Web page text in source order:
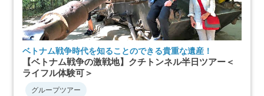
ベトナム戦争時代を知ることのできる貴重な遺産！
【ベトナム戦争の激戦地】クチトンネル半日ツアー＜
ライフル体験可＞
グループツアー